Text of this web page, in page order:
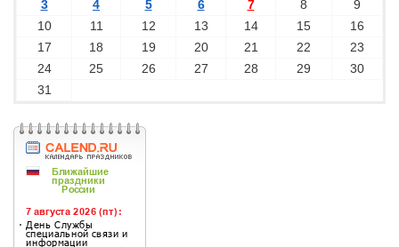
3 4 5 6 7 8
9
10
11 12 13 14 15
16
17
18 19 20 21 22
23
24
25 26 27 28 29
30
31